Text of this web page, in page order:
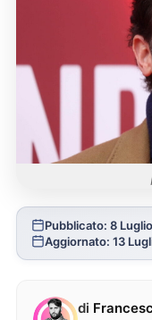
Pubblicato: 8
Aggiornato: 13
di